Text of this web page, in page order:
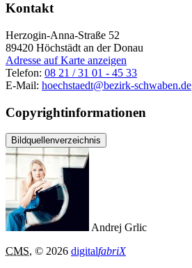
Kontakt
Herzogin-Anna-Straße 52
89420 Höchstädt an der Donau
Adresse auf Karte anzeigen
Telefon: 08 21 / 31 01 - 45 33
E-Mail: hoechstaedt@bezirk-schwaben.de
Copyrightinformationen
Bildquellenverzeichnis
Andrej Grlic
CMS, © 2026 digitalfabriX